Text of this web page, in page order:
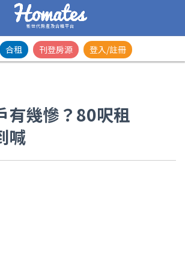
新世代房產及合租平台
合租 刊登房源 登入/註冊
有幾慘？80呎租
喊